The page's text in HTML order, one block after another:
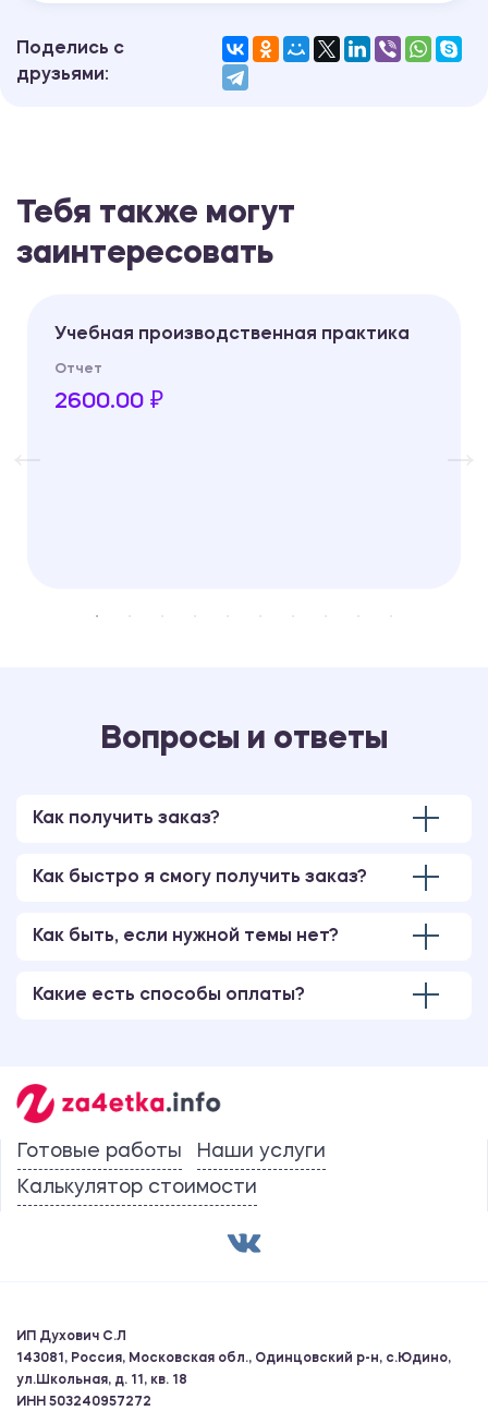
Поделись с
друзьями:
Тебя также могут
заинтересовать
Учебная производственная практика
Отчет
2600.00 ₽
Вопросы и ответы
Как получить заказ?
Как быстро я смогу получить заказ?
Как быть, если нужной темы нет?
Какие есть способы оплаты?
Готовые работы
Наши услуги
Калькулятор стоимости
ИП Духович С.Л
143081, Россия, Московская обл., Одинцовский р-н, с.Юдино,
ул.Школьная, д. 11, кв. 18
ИНН 503240957272